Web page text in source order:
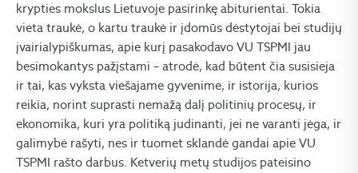
krypties mokslus Lietuvoje pasirinkę abiturientai. Tokia
vieta traukė, o kartu traukė ir įdomūs dėstytojai bei studijų
įvairialypiškumas, apie kurį pasakodavo VU TSPMI jau
besimokantys pažįstami – atrodė, kad būtent čia susisieja
ir tai, kas vyksta viešajame gyvenime, ir istorija, kurios
reikia, norint suprasti nemažą dalį politinių procesų, ir
ekonomika, kuri yra politiką judinanti, jei ne varanti jėga, ir
galimybė rašyti, nes ir tuomet sklandė gandai apie VU
TSPMI rašto darbus. Ketverių metų studijos pateisino